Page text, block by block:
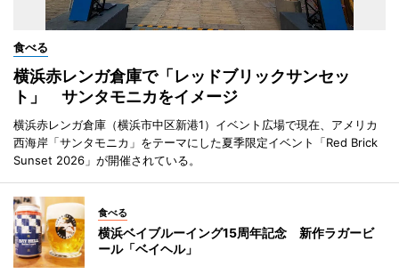
食べる
横浜赤レンガ倉庫で「レッドブリックサンセッ
ト」 サンタモニカをイメージ
横浜赤レンガ倉庫（横浜市中区新港1）イベント広場で現在、アメリカ
西海岸「サンタモニカ」をテーマにした夏季限定イベント「Red Brick
Sunset 2026」が開催されている。
食べる
横浜ベイブルーイング15周年記念 新作ラガービ
ール「ベイヘル」